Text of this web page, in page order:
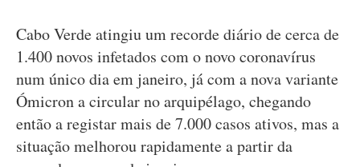
Cabo Verde atingiu um recorde diário de cerca de
1.400 novos infetados com o novo coronavírus
num único dia em janeiro, já com a nova variante
Ómicron a circular no arquipélago, chegando
então a registar mais de 7.000 casos ativos, mas a
situação melhorou rapidamente a partir da